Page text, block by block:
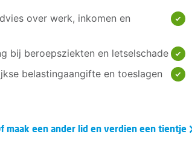
over werk, inkomen en
bij beroepsziekten en letselschade
belastingaangifte en toeslagen
maak een ander lid en verdien een tientje